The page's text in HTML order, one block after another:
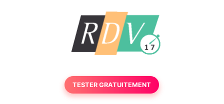
TESTER GRATUITEMENT